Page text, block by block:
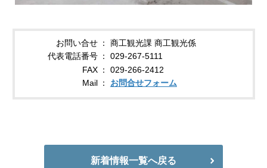
お問い合せ
商工観光課 商工観光係
代表電話番号
029-267-5111
FAX
029-266-2412
Mail
お問合せフォーム
新着情報一覧へ戻る